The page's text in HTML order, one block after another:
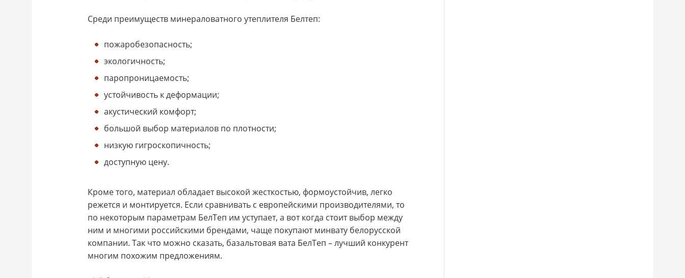
Среди преимуществ минераловатного утеплителя Белтеп:
пожаробезопасность;
экологичность;
паропроницаемость;
устойчивость к деформации;
акустический комфорт;
большой выбор материалов по плотности;
низкую гигроскопичность;
доступную цену.
Кроме того, материал обладает высокой жесткостью, формоустойчив, легко
режется и монтируется. Если сравнивать с европейскими производителями, то
по некоторым параметрам БелТеп им уступает, а вот когда стоит выбор между
ним и многими российскими брендами, чаще покупают минвату белорусской
компании. Так что можно сказать, базальтовая вата БелТеп – лучший конкурент
многим похожим предложениям.